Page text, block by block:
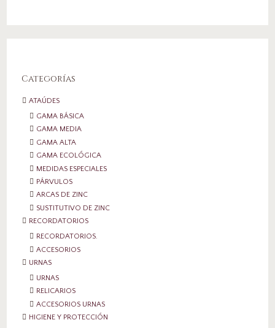
Categorías
ATAÚDES
GAMA BÁSICA
GAMA MEDIA
GAMA ALTA
GAMA ECOLÓGICA
MEDIDAS ESPECIALES
PÁRVULOS
ARCAS DE ZINC
SUSTITUTIVO DE ZINC
RECORDATORIOS
RECORDATORIOS.
ACCESORIOS
URNAS
URNAS
RELICARIOS
ACCESORIOS URNAS
HIGIENE Y PROTECCIÓN